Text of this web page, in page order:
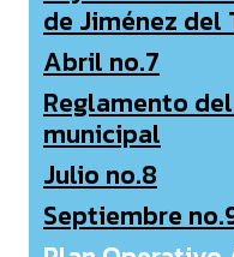
de Jiménez del
Abril no.7
Reglamento
municipal
Julio no.8
Septiembre